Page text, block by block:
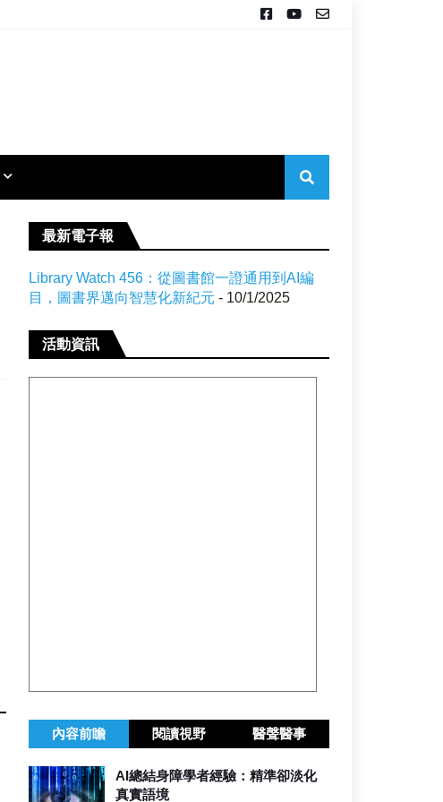
最新電子報
Library Watch 456：從圖書館一證通用到AI編
目，圖書界邁向智慧化新紀元 - 10/1/2025
活動資訊
內容前瞻 閱讀視野 醫聲醫事
AI總結身障學者經驗：精準卻淡化
真實語境